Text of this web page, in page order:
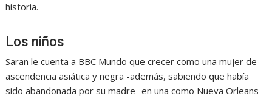
historia.
Los niños
Saran le cuenta a BBC Mundo que crecer como una mujer de
ascendencia asiática y negra -además, sabiendo que había
sido abandonada por su madre- en una como Nueva Orleans